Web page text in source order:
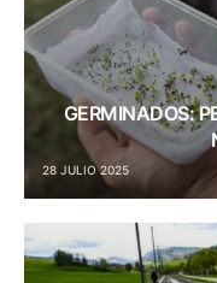
GERMINADOS:
28 JULIO 2025